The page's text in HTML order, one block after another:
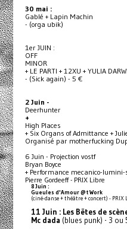
30 mai :
Gablé + Lapin Machin
- (orga ubik)
1er JUIN :
OFF
MINOR
+ LE PARTI + 12XU + YULIA
- (Sick again) - 5 €
2 Juin -
Deerhunter
+
High Places
+ Six Organs of Admittance +
Organisé par motherfucking
6 Juin - Projection vostf
Bryan Boyce
+ Performance mecanico-lumini-
Pierre Gordeeff - PRIX Libre
8 Juin :
Gueules d'Amour @t Work
(ciné-danse + théâtre + concert) - PRIX
11 Juin : Les Bëtes de
Mc dada (blues punk) - 3